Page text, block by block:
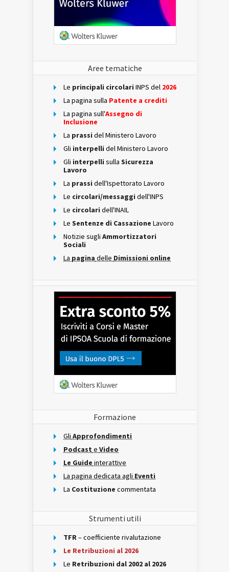
Aree tematiche
Le principali circolari INPS del 2026
La pagina sulla Patente a crediti
La pagina sull'Assegno di
Inclusione
La prassi del Ministero Lavoro
Gli interpelli del Ministero Lavoro
Gli interpelli sulla Sicurezza
Lavoro
La prassi dell'Ispettorato Lavoro
Le circolari/messaggi dell'INPS
Le circolari dell'INAIL
Le Sentenze di Cassazione Lavoro
Notizie sugli Ammortizzatori
Sociali
La pagina delle Dimissioni online
Formazione
Gli Approfondimenti
Podcast e Video
Le Guide interattive
La pagina dedicata agli Eventi
La Costituzione commentata
Strumenti utili
TFR– coefficiente rivalutazione
Le Retribuzioni al 2026
Le Retribuzioni dal 2002 al 2026